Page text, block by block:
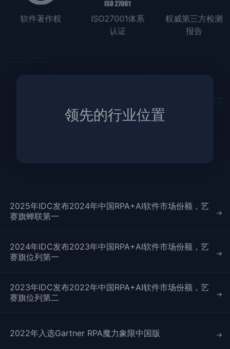
软件著作权
ISO27001体系
认证
权威第三方检测
报告
领先的行业位置
2025年IDC发布2024年中国RPA+AI软件市场份额，艺
赛旗蝉联第一
2024年IDC发布2023年中国RPA+AI软件市场份额，艺
赛旗位列第一
2023年IDC发布2022年中国RPA+AI软件市场份额，艺
赛旗位列第二
2022年入选Gartner RPA魔力象限中国版